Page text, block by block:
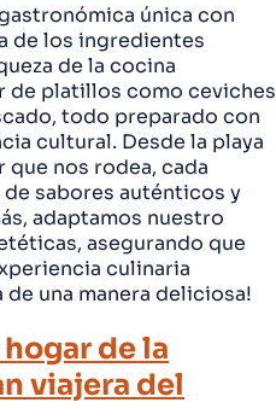
única con
de los ingredientes
de la cocina
de platillos como ceviches
todo preparado con
cultural. Desde la playa
que nos rodea, cada
sabores auténticos y
adaptamos nuestro
asegurando que
culinaria
de una manera deliciosa!
de la
viajera del